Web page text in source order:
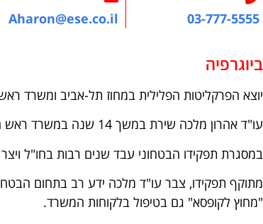
03-777-5555
Aharon@ese.co.il
ביוגרפיה
יוצא הפרקליטות הפלילית במחוז תל-אביב ומשרד
עו"ד אהרון מלכה שירת במשך 14 שנה במשרד ראש הממשלה
במסגרת תפקידו הבטחוני עבד שנים רבות בחו"ל
מתוקף תפקידו, צבר עו"ד מלכה ידע רב בתחום
"מחוץ לקופסא" גם בטיפול בלקוחות המשרד.